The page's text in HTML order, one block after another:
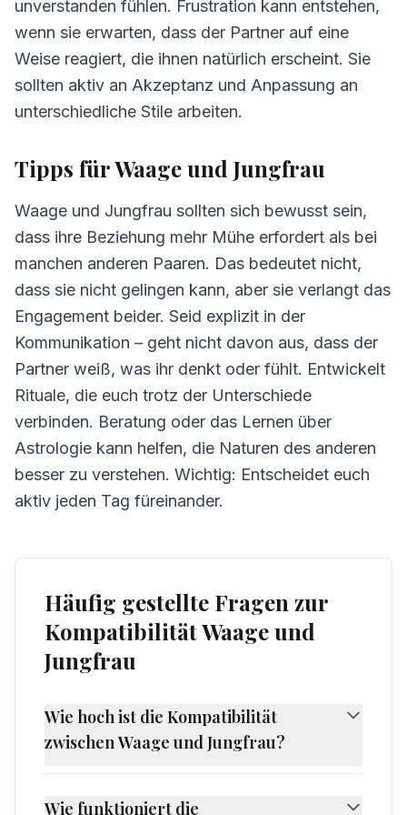
unverstanden fühlen. Frustration kann entstehen,
wenn sie erwarten, dass der Partner auf eine
Weise reagiert, die ihnen natürlich erscheint. Sie
sollten aktiv an Akzeptanz und Anpassung an
unterschiedliche Stile arbeiten.
Tipps für Waage und Jungfrau
Waage und Jungfrau sollten sich bewusst sein,
dass ihre Beziehung mehr Mühe erfordert als bei
manchen anderen Paaren. Das bedeutet nicht,
dass sie nicht gelingen kann, aber sie verlangt das
Engagement beider. Seid explizit in der
Kommunikation – geht nicht davon aus, dass der
Partner weiß, was ihr denkt oder fühlt. Entwickelt
Rituale, die euch trotz der Unterschiede
verbinden. Beratung oder das Lernen über
Astrologie kann helfen, die Naturen des anderen
besser zu verstehen. Wichtig: Entscheidet euch
aktiv jeden Tag füreinander.
Häufig gestellte Fragen zur
Kompatibilität Waage und
Jungfrau
Wie hoch ist die Kompatibilität
zwischen Waage und Jungfrau?
Die Kompatibilität zwischen Waage und
Jungfrau beträgt 50%, was als
Wie funktioniert die